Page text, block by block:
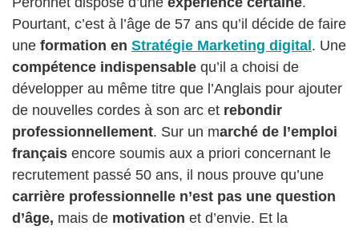
Pourtant, c’est à l’âge de 57 ans qu’il décide de faire
une formation en Stratégie Marketing digital. Une
compétence indispensable qu’il a choisi de
développer au même titre que l’Anglais pour ajouter
de nouvelles cordes à son arc et rebondir
professionnellement. Sur un marché de l’emploi
français encore soumis aux a priori concernant le
recrutement passé 50 ans, il nous prouve qu’une
carrière professionnelle n’est pas une question
d’âge, mais de motivation et d’envie. Et la